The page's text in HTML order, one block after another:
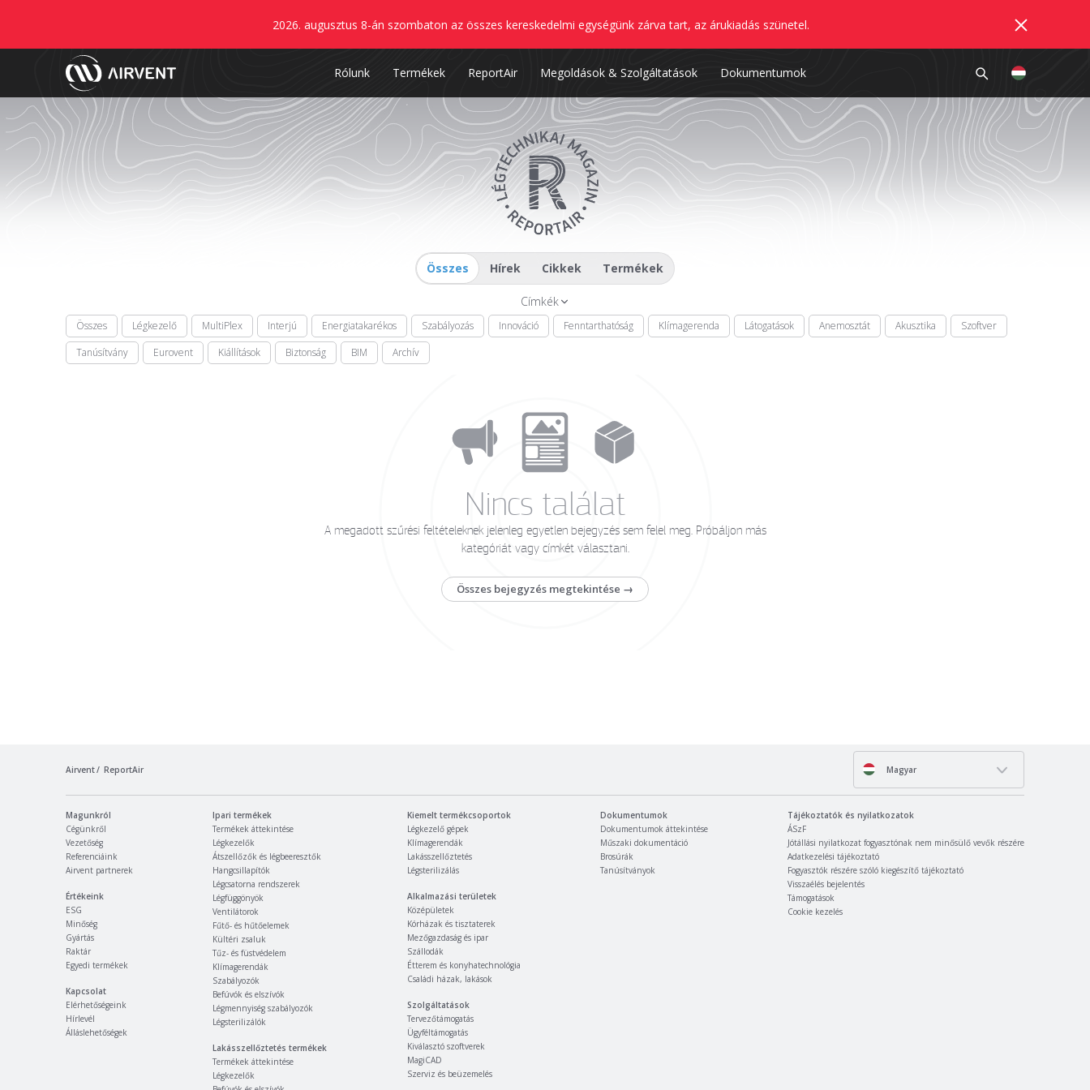
2026. augusztus 8-án szombaton az összes kereskedelmi egységünk zárva tart, az árukiadás szünetel.
Rólunk Termékek ReportAir Megoldások & Szolgáltatások Dokumentumok
Összes Hírek Cikkek Termékek
Címkék
Összes Légkezelő MultiPlex Interjú Energiatakarékos Szabályozás Innováció Fenntarthatóság Klímagerenda Látogatások Anemosztát Akusztika
Szoftver
Tanúsítvány
Eurovent Kiállítások Biztonság BIM Archív
Nincs találat
A megadott szűrési feltételeknek jelenleg egyetlen bejegyzés sem felel meg. Próbáljon más
kategóriát vagy címkét választani.
Összes bejegyzés megtekintése →
Airvent ReportAir Magyar
Magunkról
Cégünkről
Vezetőség
Referenciáink
Airvent partnerek
Értékeink
ESG
Minőség
Gyártás
Raktár
Egyedi termékek
Kapcsolat
Elérhetőségeink
Hírlevél
Álláslehetőségek
Ipari termékek
Termékek áttekintése
Légkezelők
Átszellőzők és légbeeresztők
Hangcsillapítók
Légcsatorna rendszerek
Légfüggönyök
Ventilátorok
Fűtő- és hűtőelemek
Kültéri zsaluk
Tűz- és füstvédelem
Klímagerendák
Szabályozók
Befúvók és elszívók
Légmennyiség szabályozók
Légsterilizálók
Lakásszellőztetés termékek
Termékek áttekintése
Légkezelők
Kiemelt termékcsoportok
Légkezelő gépek
Klímagerendák
Lakásszellőztetés
Légsterilizálás
Alkalmazási területek
Középületek
Kórházak és tisztaterek
Mezőgazdaság és ipar
Szállodák
Étterem és konyhatechnológia
Családi házak, lakások
Szolgáltatások
Tervezőtámogatás
Ügyféltámogatás
Kiválasztó szoftverek
MagiCAD
Szerviz és beüzemelés
Dokumentumok
Dokumentumok áttekintése
Műszaki dokumentáció
Brosúrák
Tanúsítványok
Tájékoztatók és nyilatkozatok
ÁSzF
Jótállási nyilatkozat fogyasztónak nem minősülő vevők részére
Adatkezelési tájékoztató
Fogyasztók részére szóló kiegészítő tájékoztató
Visszaélés bejelentés
Támogatások
Cookie kezelés